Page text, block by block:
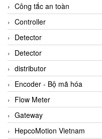
Công tắc an toàn
Controller
Detector
Detector
distributor
Encoder - Bộ mã hóa
Flow Meter
Gateway
HepcoMotion Vietnam